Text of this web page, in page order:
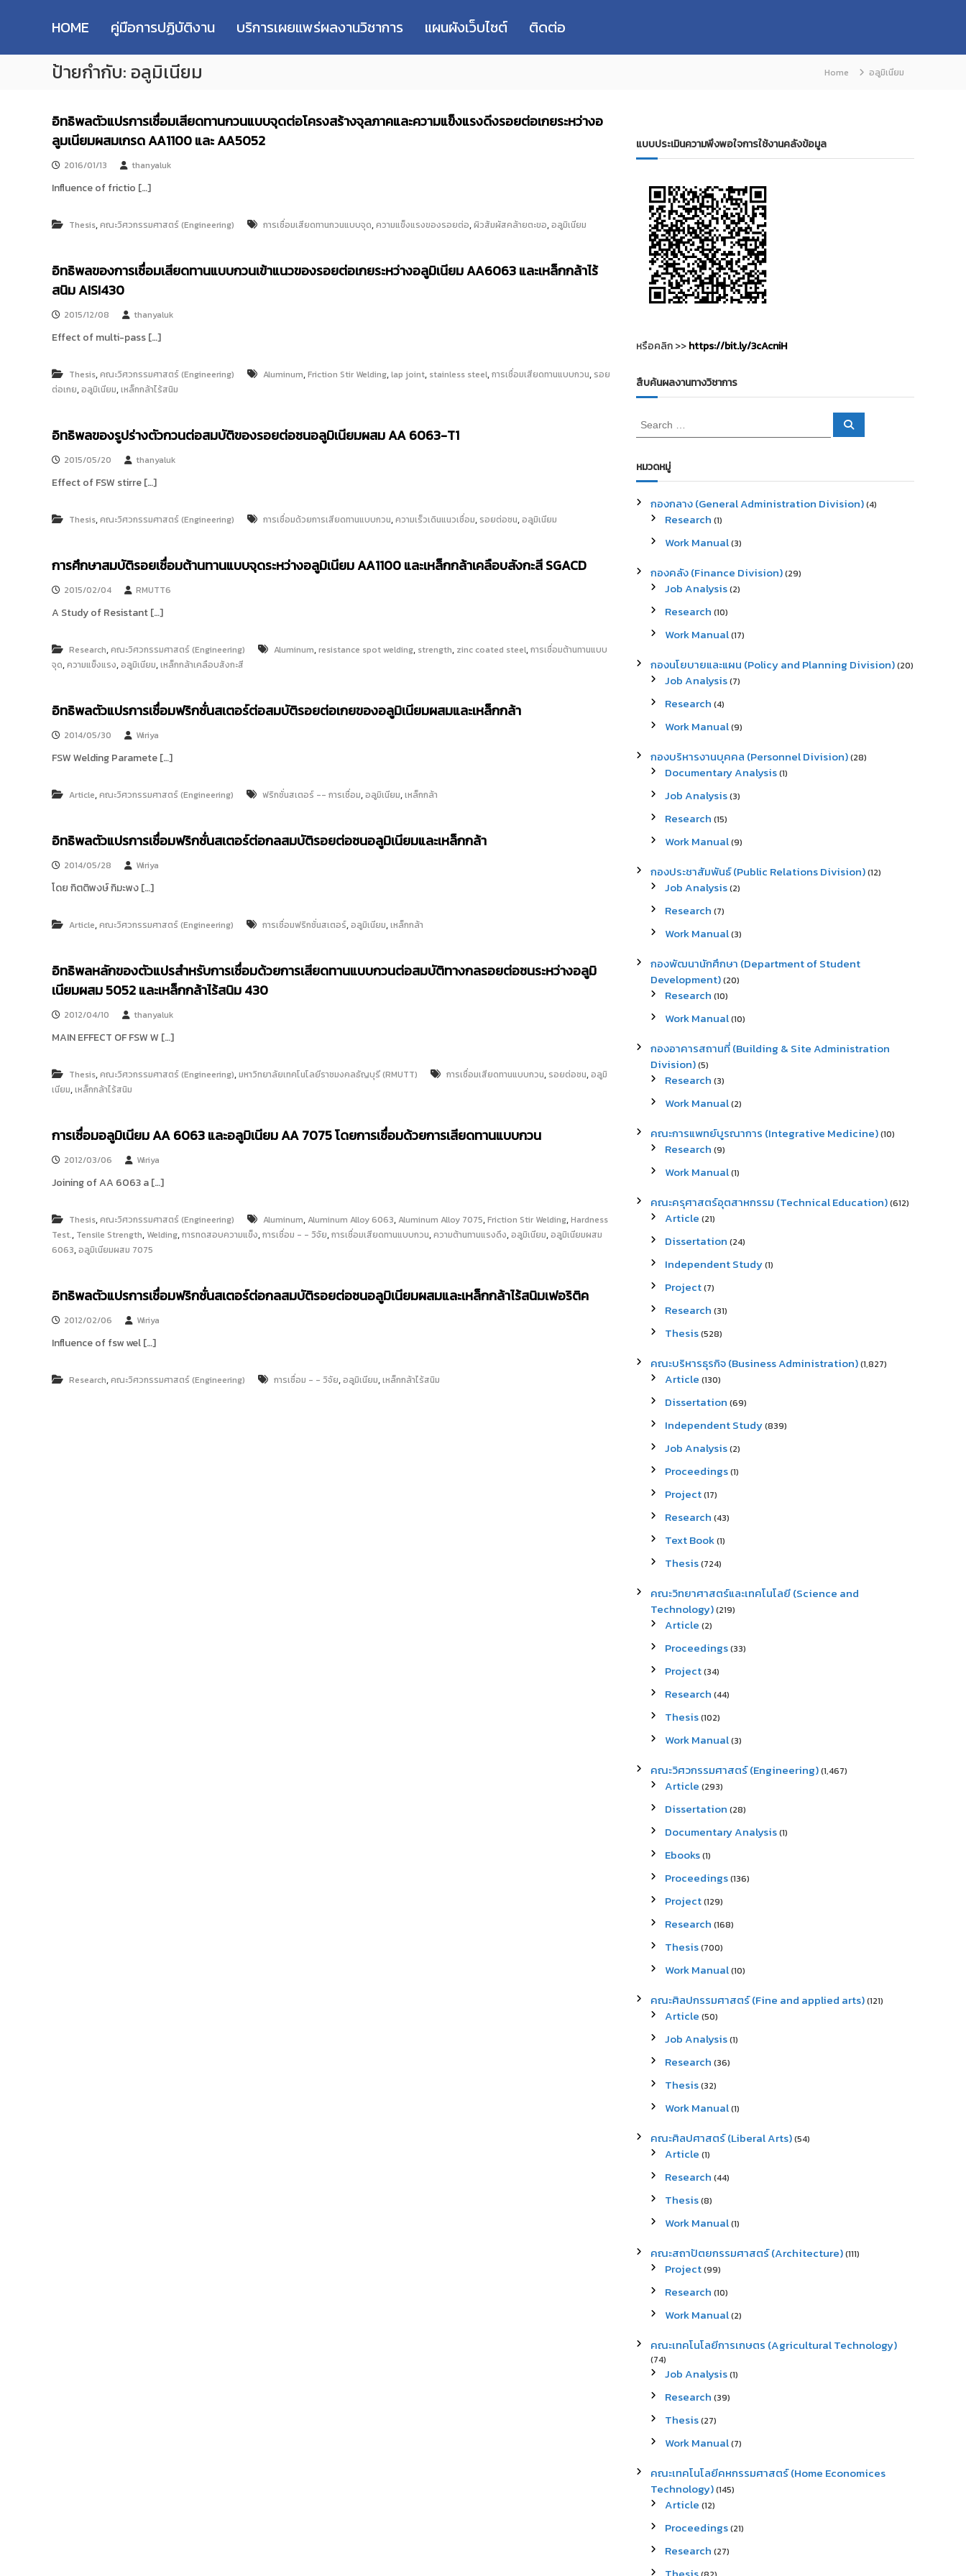
p
M
T
T
e
s
e
a
r
c
h
R
p
o
s
t
r
y
ลั
ง
ข้
อ
ล
า
น
วิ
จั
ห
วิ
ท
ย
เ
โ
โ
ร
า
ช
ม
ค
ธั
ญ
HOME คู่มือการปฏิบัติงาน บริการเผยแพร่ผลงานวิชาการ แผนผังเว็บไซต์ ติดต่อ
ป้ายกำกับ: อลูมิเนียม Home อลูมิเนียม
อิทธิพลตัวแปรการเชื่อมเสียดทานกวนแบบจุดต่อโครงสร้างจุลภาคและความแข็งแรงดีงรอยต่อเกยระหว่างอ
ลูมเนียมผสมเกรด AA1100 และ AA5052
2016/01/13 thanyaluk
Influence of frictio […]
Thesis,คณะวิศวกรรมศาสตร์ (Engineering) การเชื่อมเสียดทานกวนแบบจุด,ความแข็งแรงของรอยต่อ,ผิวสัมผัสคล้ายตะขอ,อลูมิเนียม
อิทธิพลของการเชื่อมเสียดทานแบบกวนเข้าแนวของรอยต่อเกยระหว่างอลูมิเนียม AA6063 และเหล็กกล้าไร้
สนิม AISI430
2015/12/08 thanyaluk
Effect of multi-pass […]
Thesis,คณะวิศวกรรมศาสตร์ (Engineering) Aluminum,Friction Stir Welding,lap joint, stainless steel,การเชื่อมเสียดทานแบบกวน, รอย
ต่อเกย,อลูมิเนียม,เหล็กกล้าไร้สนิม
อิทธิพลของรูปร่างตัวกวนต่อสมบัติของรอยต่อชนอลูมิเนียมผสม AA 6063-T1
2015/05/20 thanyaluk
Effect of FSW stirre […]
Thesis,คณะวิศวกรรมศาสตร์ (Engineering) การเชื่อมด้วยการเสียดทานแบบกวน,ความเร็วเดินแนวเชื่อม, รอยต่อชน,อลูมิเนียม
การศึกษาสมบัติรอยเชื่อมต้านทานแบบจุดระหว่างอลูมิเนียม AA1100 และเหล็กกล้าเคลือบสังกะสี SGACD
2015/02/04 RMUTT6
A Study of Resistant […]
Research,คณะวิศวกรรมศาสตร์ (Engineering) Aluminum,resistance spot welding, strength, zinc coated steel,การเชื่อมต้านทานแบบ
จุด,ความแข็งแรง,อลูมิเนียม,เหล็กกล้าเคลือบสังกะสี
อิทธิพลตัวแปรการเชื่อมฟริกชั่นสเตอร์ต่อสมบัติรอยต่อเกยของอลูมิเนียมผสมและเหล็กกล้า
2014/05/30 Wiriya
FSW Welding Paramete […]
Article,คณะวิศวกรรมศาสตร์ (Engineering) ฟริกชั่นสเตอร์ -- การเชื่อม,อลูมิเนียม,เหล็กกล้า
อิทธิพลตัวแปรการเชื่อมฟริกชั่นสเตอร์ต่อกลสมบัติรอยต่อชนอลูมิเนียมและเหล็กกล้า
2014/05/28 Wiriya
โดย กิตติพงษ์ กิมะพง […]
Article,คณะวิศวกรรมศาสตร์ (Engineering) การเชื่อมฟริกชั่นสเตอร์,อลูมิเนียม,เหล็กกล้า
อิทธิพลหลักของตัวแปรสำหรับการเชื่อมด้วยการเสียดทานแบบกวนต่อสมบัติทางกลรอยต่อชนระหว่างอลูมิ
เนียมผสม 5052 และเหล็กกล้าไร้สนิม 430
2012/04/10 thanyaluk
MAIN EFFECT OF FSW W […]
Thesis,คณะวิศวกรรมศาสตร์ (Engineering),มหาวิทยาลัยเทคโนโลยีราชมงคลธัญบุรี (RMUTT) การเชื่อมเสียดทานแบบกวน, รอยต่อชน,อลูมิ
เนียม,เหล็กกล้าไร้สนิม
การเชื่อมอลูมิเนียม AA 6063 และอลูมิเนียม AA 7075 โดยการเชื่อมด้วยการเสียดทานแบบกวน
2012/03/06 Wiriya
Joining of AA 6063 a […]
Thesis,คณะวิศวกรรมศาสตร์ (Engineering) Aluminum,Aluminum Alloy 6063,Aluminum Alloy 7075,Friction Stir Welding,Hardness
Test., Tensile Strength, Welding,การทดสอบความแข็ง,การเชื่อม - - วิจัย,การเชื่อมเสียดทานแบบกวน,ความต้านทานแรงดึง,อลูมิเนียม,อลูมิเนียมผสม
6063,อลูมิเนียมผสม 7075
อิทธิพลตัวแปรการเชื่อมฟริกชั่นสเตอร์ต่อกลสมบัติรอยต่อชนอลูมิเนียมผสมและเหล็กกล้าไร้สนิมเฟอริติค
2012/02/06 Wiriya
Influence of fsw wel […]
Research,คณะวิศวกรรมศาสตร์ (Engineering) การเชื่อม - - วิจัย,อลูมิเนียม,เหล็กกล้าไร้สนิม
แบบประเมินความพึงพอใจการใช้งานคลังข้อมูล
หรือคลิก >>https://bit.ly/3cAcniH
สืบค้นผลงานทางวิชาการ
S
e
r
c
f
S
หมวดหมู่
กองกลาง (General Administration Division)(4)
Research (1)
Work Manual(3)
กองคลัง (Finance Division)(29)
Job Analysis(2)
Research (10)
Work Manual(17)
กองนโยบายและแผน (Policy and Planning Division)(20)
Job Analysis(7)
Research (4)
Work Manual(9)
กองบริหารงานบุคคล (Personnel Division)(28)
Documentary Analysis(1)
Job Analysis(3)
Research (15)
Work Manual(9)
กองประชาสัมพันธ์ (Public Relations Division)(12)
Job Analysis(2)
Research (7)
Work Manual(3)
กองพัฒนานักศึกษา (Department of Student
Development)(20)
Research (10)
Work Manual(10)
กองอาคารสถานที่ (Building & Site Administration
Division)(5)
Research (3)
Work Manual(2)
คณะการแพทย์บูรณาการ (Integrative Medicine)(10)
Research (9)
Work Manual(1)
คณะครุศาสตร์อุตสาหกรรม (Technical Education)(612)
Article (21)
Dissertation (24)
Independent Study(1)
Project(7)
Research (31)
Thesis(528)
คณะบริหารธุรกิจ (Business Administration)(1,827)
Article (130)
Dissertation (69)
Independent Study(839)
Job Analysis(2)
Proceedings(1)
Project(17)
Research (43)
Text Book(1)
Thesis(724)
คณะวิทยาศาสตร์และเทคโนโลยี (Science and
Technology)(219)
Article (2)
Proceedings(33)
Project(34)
Research (44)
Thesis(102)
Work Manual(3)
คณะวิศวกรรมศาสตร์ (Engineering)(1,467)
Article (293)
Dissertation (28)
Documentary Analysis(1)
Ebooks(1)
Proceedings(136)
Project(129)
Research (168)
Thesis(700)
Work Manual(10)
คณะศิลปกรรมศาสตร์ (Fine and applied arts)(121)
Article (50)
Job Analysis(1)
Research (36)
Thesis(32)
Work Manual(1)
คณะศิลปศาสตร์ (Liberal Arts)(54)
Article (1)
Research (44)
Thesis(8)
Work Manual(1)
คณะสถาปัตยกรรมศาสตร์ (Architecture)(111)
Project(99)
Research (10)
Work Manual(2)
คณะเทคโนโลยีการเกษตร (Agricultural Technology)
(74)
Job Analysis(1)
Research (39)
Thesis(27)
Work Manual(7)
คณะเทคโนโลยีคหกรรมศาสตร์ (Home Economices
Technology)(145)
Article (12)
Proceedings(21)
Research (27)